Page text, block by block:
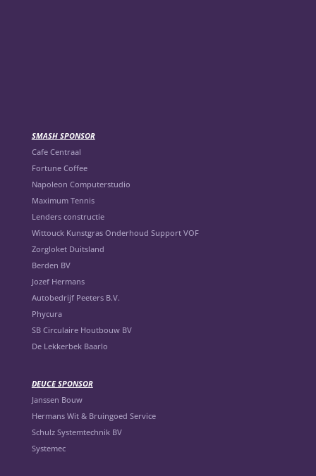
SMASH SPONSOR
Cafe Centraal
Fortune Coffee
Napoleon Computerstudio
Maximum Tennis
Lenders constructie
Wittouck Kunstgras Onderhoud Support VOF
Zorgloket Duitsland
Berden BV
Jozef Hermans
Autobedrijf Peeters B.V.
Phycura
SB Circulaire Houtbouw BV
De Lekkerbek Baarlo
DEUCE SPONSOR
Janssen Bouw
Hermans Wit & Bruingoed Service
Schulz Systemtechnik BV
Systemec